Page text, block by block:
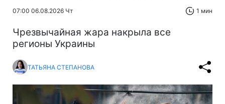
07:00 06.08.2026 Чт 1 мин
Чрезвычайная жара накрыла все
регионы Украины
ТАТЬЯНА СТЕПАНОВА